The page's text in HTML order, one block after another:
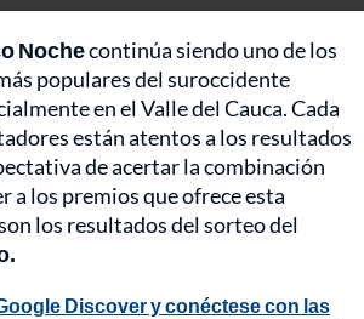
Nochecontinúa siendo uno de los
populares del suroccidente
en el Valle del Cauca. Cada
están atentos a los resultados
de acertar la combinación
a los premios que ofrece esta
los resultados del sorteo del
Discover y conéctese con las